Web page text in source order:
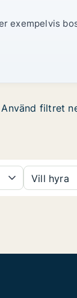
exempelvis
filtret
Vill hyra